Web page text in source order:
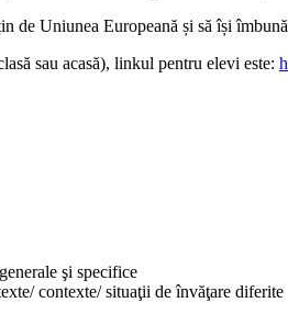
Uniunea Europeană și să își
sau acasă), linkul pentru elevi este:
şi specifice
contexte/ situaţii de învăţare diferite